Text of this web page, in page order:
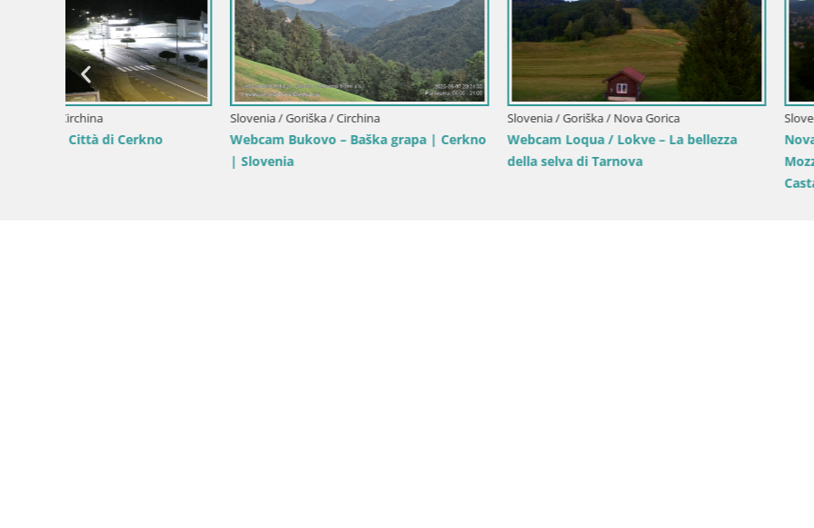
Slovenia / Goriška / Šempeter pri Gorici
Panorama mozzafiato di Šempeter pri
Slovenia / Goriška / Nova Gorica
Castello di Kromberk – Nova Gorica
Slovenia / Goriška / Nova Gorica
Piazza della Transalpina
Europa Nova Gorica